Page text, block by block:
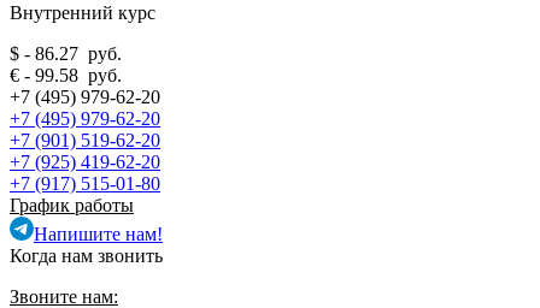
Внутренний курс
$ - 86.27 руб.
€ - 99.58 руб.
+7 (495) 979-62-20
+7 (495) 979-62-20
+7 (901) 519-62-20
+7 (925) 419-62-20
+7 (917) 515-01-80
График работы
Напишите нам!
Когда нам звонить
Звоните нам: